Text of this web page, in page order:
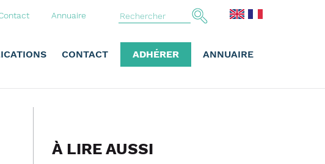
Annuaire
CONTACT ADHÉRER ANNUAIRE
À LIRE AUSSI